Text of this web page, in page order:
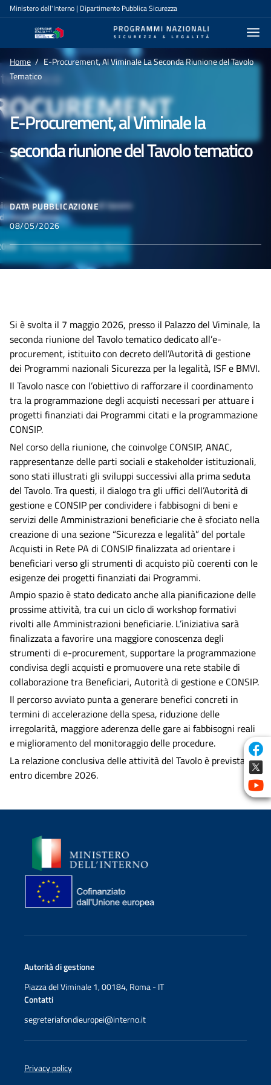
Salta al contenuto principale
Navigazione principale
Ministero dell'Interno | Dipartimento Pubblica Sicurezza
Home
E-Procurement, Al Viminale La Seconda Riunione del Tavolo
Tematico
E-Procurement, al Viminale la
seconda riunione del Tavolo tematico
DATA PUBBLICAZIONE
08/05/2026
Si è svolta il 7 maggio 2026, presso il Palazzo del Viminale, la
seconda riunione del Tavolo tematico dedicato all’e-
procurement, istituito con decreto dell’Autorità di gestione
dei Programmi nazionali Sicurezza per la legalità, ISF e BMVI.
Il Tavolo nasce con l’obiettivo di rafforzare il coordinamento
tra la programmazione degli acquisti necessari per attuare i
progetti finanziati dai Programmi citati e la programmazione
CONSIP.
Nel corso della riunione, che coinvolge CONSIP, ANAC,
rappresentanze delle parti sociali e stakeholder istituzionali,
sono stati illustrati gli sviluppi successivi alla prima seduta
del Tavolo. Tra questi, il dialogo tra gli uffici dell’Autorità di
gestione e CONSIP per condividere i fabbisogni di beni e
servizi delle Amministrazioni beneficiarie che è sfociato nella
creazione di una sezione “Sicurezza e legalità” del portale
Acquisti in Rete PA di CONSIP finalizzata ad orientare i
beneficiari verso gli strumenti di acquisto più coerenti con le
esigenze dei progetti finanziati dai Programmi.
Ampio spazio è stato dedicato anche alla pianificazione delle
prossime attività, tra cui un ciclo di workshop formativi
rivolti alle Amministrazioni beneficiarie. L’iniziativa sarà
finalizzata a favorire una maggiore conoscenza degli
strumenti di e-procurement, supportare la programmazione
condivisa degli acquisti e promuovere una rete stabile di
collaborazione tra Beneficiari, Autorità di gestione e CONSIP.
Il percorso avviato punta a generare benefici concreti in
termini di accelerazione della spesa, riduzione delle
irregolarità, maggiore aderenza delle gare ai fabbisogni reali
e miglioramento del monitoraggio delle procedure.
La relazione conclusiva delle attività del Tavolo è prevista
entro dicembre 2026.
Immagine
Immagine
Autorità di gestione
Piazza del Viminale 1, 00184, Roma - IT
Contatti
segreteriafondieuropei@interno.it
Privacy policy